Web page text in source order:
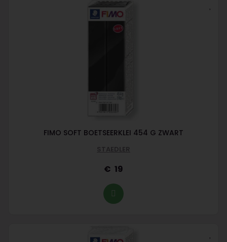
FIMO SOFT BOETSEERKLEI 454 G ZWART
STAEDLER
19